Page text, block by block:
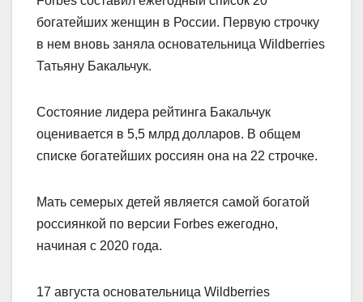
богатейших женщин в России. Первую строчку
в нем вновь заняла основательница Wildberries
Татьяну Бакальчук.
Состояние лидера рейтинга Бакальчук
оценивается в 5,5 млрд долларов. В общем
списке богатейших россиян она на 22 строчке.
Мать семерых детей является самой богатой
россиянкой по версии Forbes ежегодно,
начиная с 2020 года.
17 августа основательница Wildberries